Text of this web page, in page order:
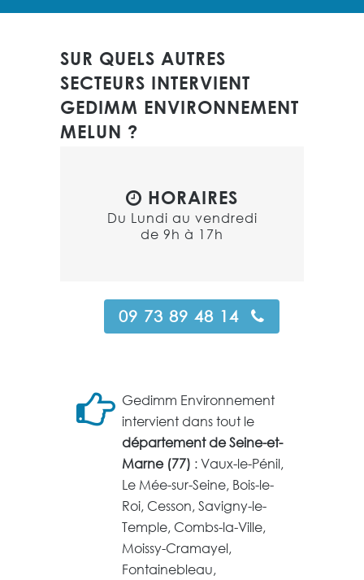
SUR QUELS AUTRES
SECTEURS INTERVIENT
GEDIMM ENVIRONNEMENT
MELUN ?
HORAIRES
Du Lundi au vendredi
de 9h à 17h
09 73 89 48 14
Gedimm Environnement
intervient dans tout le
département de Seine-et-
Marne (77) : Vaux-le-Pénil,
Le Mée-sur-Seine, Bois-le-
Roi, Cesson, Savigny-le-
Temple, Combs-la-Ville,
Moissy-Cramayel,
Fontainebleau,